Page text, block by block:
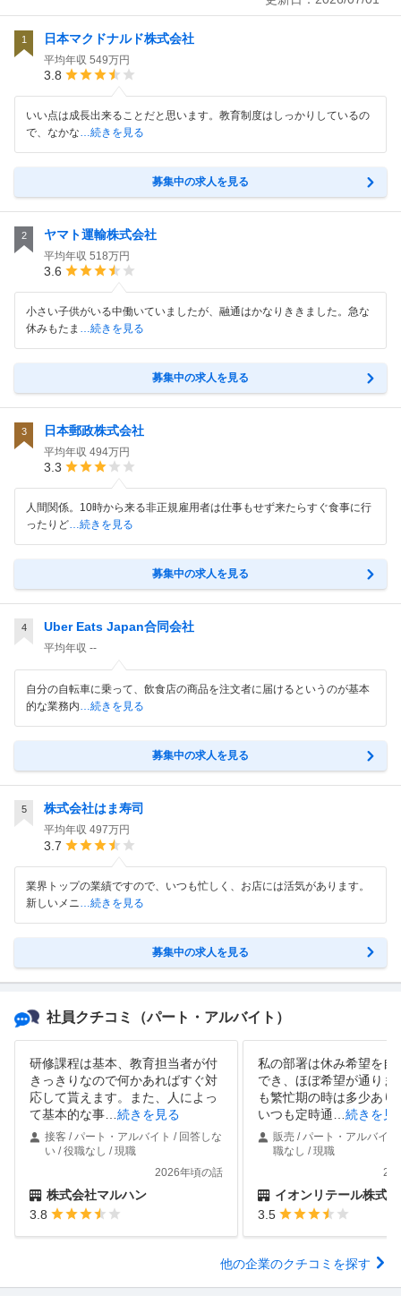
1 日本マクドナルド株式会社
平均年収 549万円
3.8
いい点は成長出来ることだと思います。教育制度はしっかりしているの
で、なかな…続きを見る
募集中の求人を見る
2 ヤマト運輸株式会社
平均年収 518万円
3.6
小さい子供がいる中働いていましたが、融通はかなりききました。急な
休みもたま …続きを見る
募集中の求人を見る
3 日本郵政株式会社
平均年収 494万円
3.3
人間関係。10時から来る非正規雇用者は仕事もせず来たらすぐ食事に行
ったりど…続きを見る
募集中の求人を見る
4 Uber Eats Japan合同会社
平均年収 --
自分の自転車に乗って、飲食店の商品を注文者に届けるというのが基本
的な業務内…続きを見る
募集中の求人を見る
5 株式会社はま寿司
平均年収 497万円
3.7
業界トップの業績ですので、いつも忙しく、お店には活気があります。
新しいメニ
…続きを見る
募集中の求人を見る
社員クチコミ （パート・アルバイト）
研修課程は基本、教育担当者が付
きっきりなので何かあればすぐ対
応して貰えます。また、人によっ
て基本的な事
続きを見る
接客 / パート・アルバイト / 回答しな
い / 役職なし / 現職
2026年頃の話
株式会社マルハン
3.8
私の部署は休み希望を自
でき、ほぼ希望が通りま
も繁忙期の時は多少あり
いつも定時通
続きを見
販売 / パート・アルバイ
職なし / 現職
イオンリテール株式
3.5
他の企業のクチコミを探す